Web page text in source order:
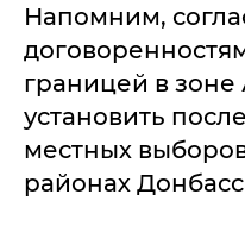
Напомним,
границей в
установить
местных
районах